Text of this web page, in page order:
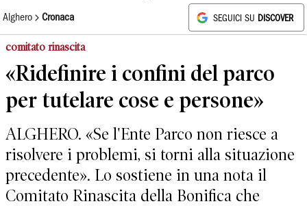
Alghero Cronaca SEGUICI SU DISCOVER
comitato rinascita
«Ridefinire i confini del parco
per tutelare cose e persone»
ALGHERO. «Se l'Ente Parco non riesce a
risolvere i problemi, si torni alla situazione
precedente». Lo sostiene in una nota il
Comitato Rinascita della Bonifica che